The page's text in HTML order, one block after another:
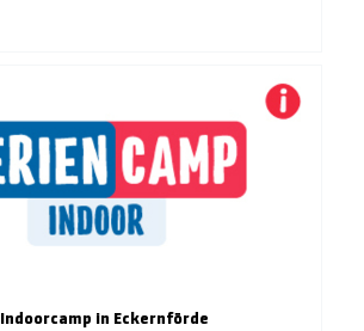
Indoorcamp in Eckernförde